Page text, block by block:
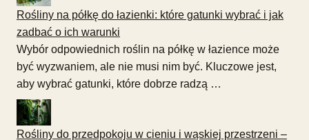
Rośliny na półkę do łazienki: które gatunki wybrać i jak
zadbać o ich warunki
Wybór odpowiednich roślin na półkę w łazience może
być wyzwaniem, ale nie musi nim być. Kluczowe jest,
aby wybrać gatunki, które dobrze radzą …
Rośliny do przedpokoju w cieniu i wąskiej przestrzeni –